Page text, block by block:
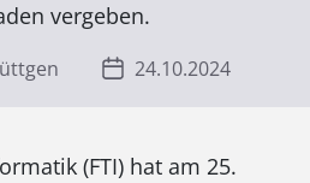
vergeben.
24.10.2024
(FTI) hat am 25.